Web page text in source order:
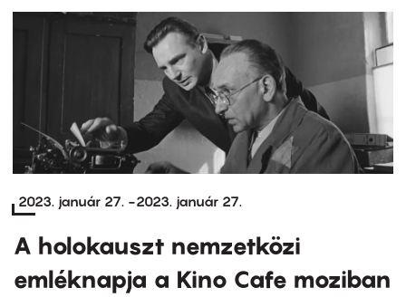
2023. január 27. -2023. január 27.
A holokauszt nemzetközi
emléknapja a Kino Cafe moziban